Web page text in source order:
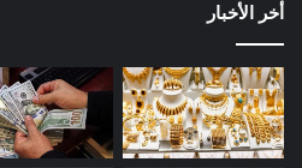
أخر الأخبار